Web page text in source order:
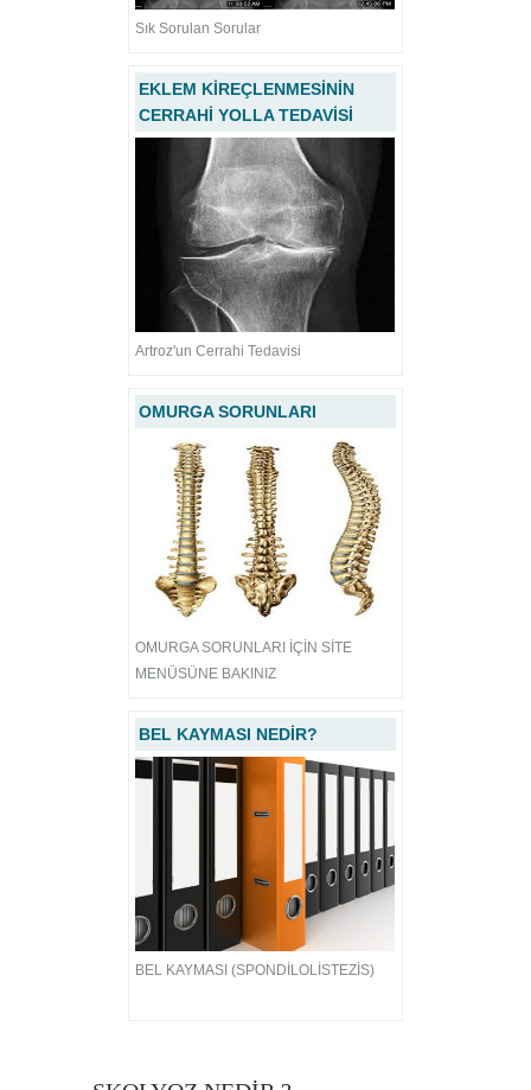
Sık Sorulan Sorular
EKLEM KİREÇLENMESİNİN
CERRAHİ YOLLA TEDAVİSİ
Artroz'un Cerrahi Tedavisi
OMURGA SORUNLARI
OMURGA SORUNLARI İÇİN SİTE
MENÜSÜNE BAKINIZ
BEL KAYMASI NEDİR?
BEL KAYMASI (SPONDİLOLİSTEZİS)